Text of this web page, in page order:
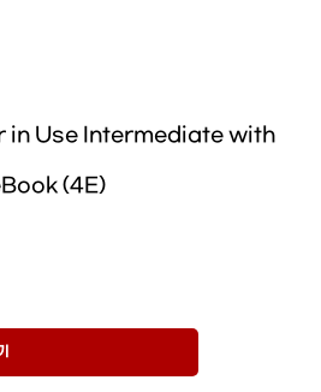
in Use Intermediate with
(4E)